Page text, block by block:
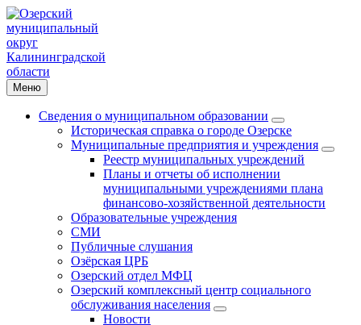
Меню
Сведения о муниципальном образовании
Историческая справка о городе Озерске
Муниципальные предприятия и учреждения
Реестр муниципальных учреждений
Планы и отчеты об исполнении
муниципальными учреждениями плана
финансово-хозяйственной деятельности
Образовательные учреждения
СМИ
Публичные слушания
Озёрская ЦРБ
Озерский отдел МФЦ
Озерский комплексный центр социального
обслуживания населения
Новости